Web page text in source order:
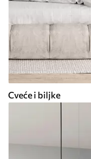
Cveće i biljke